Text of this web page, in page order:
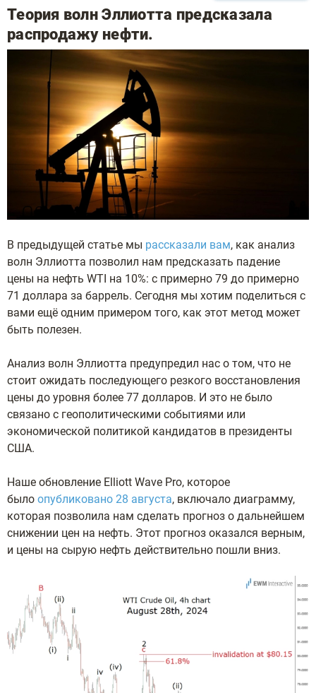
Теория волн Эллиотта предсказала
распродажу нефти.
В предыдущей статье мы рассказали вам, как анализ
волн Эллиотта позволил нам предсказать падение
цены на нефть WTI на 10%: с примерно 79 до примерно
71 доллара за баррель. Сегодня мы хотим поделиться с
вами ещё одним примером того, как этот метод может
быть полезен.
Анализ волн Эллиотта предупредил нас о том, что не
стоит ожидать последующего резкого восстановления
цены до уровня более 77 долларов. И это не было
связано с геополитическими событиями или
экономической политикой кандидатов в президенты
США.
Наше обновление Elliott Wave Pro, которое
было опубликовано 28 августа, включало диаграмму,
которая позволила нам сделать прогноз о дальнейшем
снижении цен на нефть. Этот прогноз оказался верным,
и цены на сырую нефть действительно пошли вниз.